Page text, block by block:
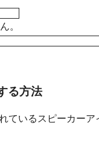
。
る方法
ているスピーカー